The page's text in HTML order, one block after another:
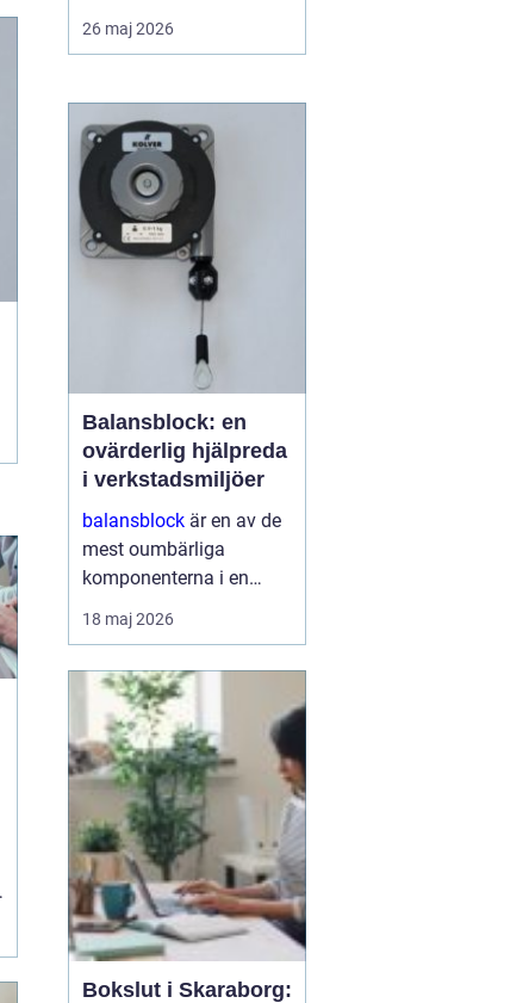
När flödet stannar,
stannar ofta hela
spelar regelbunden
pumpserv...
26 maj 2026
Balansblock: en
ovärderlig hjälpreda
i verkstadsmiljöer
balansblock är en av de
mest oumbärliga
komponenterna i en
effektivt fungerande
verkstad. De underlättar
operatörerna, utan
maximerar också
produktionseffektivi...
18 maj 2026
Bokslut i Skaraborg: